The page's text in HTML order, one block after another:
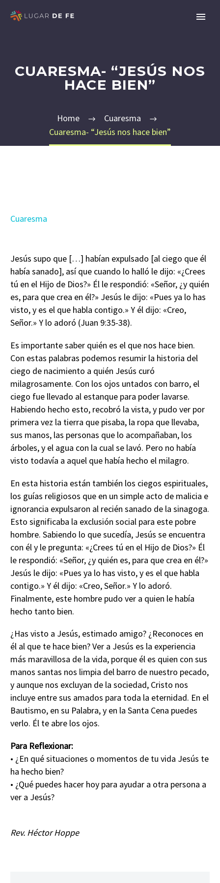
CUARESMA- “JESÚS NOS
HACE BIEN”
Home
Cuaresma
Cuaresma- “Jesús nos hace bien”
Cuaresma
Jesús supo que […] habían expulsado [al ciego que él
había sanado], así que cuando lo halló le dijo: «¿Crees
tú en el Hijo de Dios?» Él le respondió: «Señor, ¿y quién
es, para que crea en él?» Jesús le dijo: «Pues ya lo has
visto, y es el que habla contigo.» Y él dijo: «Creo,
Señor.» Y lo adoró (Juan 9:35-38).
Es importante saber quién es el que nos hace bien.
Con estas palabras podemos resumir la historia del
ciego de nacimiento a quién Jesús curó
milagrosamente. Con los ojos untados con barro, el
ciego fue llevado al estanque para poder lavarse.
Habiendo hecho esto, recobró la vista, y pudo ver por
primera vez la tierra que pisaba, la ropa que llevaba,
sus manos, las personas que lo acompañaban, los
árboles, y el agua con la cual se lavó. Pero no había
visto todavía a aquel que había hecho el milagro.
En esta historia están también los ciegos espirituales,
los guías religiosos que en un simple acto de malicia e
ignorancia expulsaron al recién sanado de la sinagoga.
Esto significaba la exclusión social para este pobre
hombre. Sabiendo lo que sucedía, Jesús se encuentra
con él y le pregunta: «¿Crees tú en el Hijo de Dios?» Él
le respondió: «Señor, ¿y quién es, para que crea en él?»
Jesús le dijo: «Pues ya lo has visto, y es el que habla
contigo.» Y él dijo: «Creo, Señor.» Y lo adoró.
Finalmente, este hombre pudo ver a quien le había
hecho tanto bien.
¿Has visto a Jesús, estimado amigo? ¿Reconoces en
él al que te hace bien? Ver a Jesús es la experiencia
más maravillosa de la vida, porque él es quien con sus
manos santas nos limpia del barro de nuestro pecado,
y aunque nos excluyan de la sociedad, Cristo nos
incluye entre sus amados para toda la eternidad. En el
Bautismo, en su Palabra, y en la Santa Cena puedes
verlo. Él te abre los ojos.
Para Reflexionar:
• ¿En qué situaciones o momentos de tu vida Jesús te
ha hecho bien?
• ¿Qué puedes hacer hoy para ayudar a otra persona a
ver a Jesús?
Rev. Héctor Hoppe